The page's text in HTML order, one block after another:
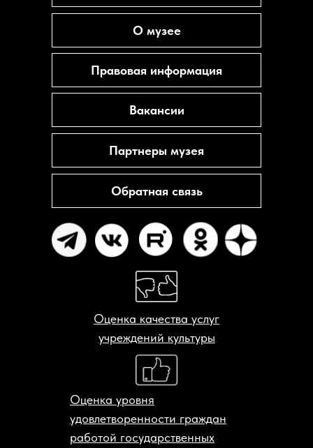
Оценка качества услуг
учреждений культуры
Вакансии
О музее
Правовая информация
Обратная связь
Партнеры музея
Оценка уровня
удовлетворенности граждан
работой государственных